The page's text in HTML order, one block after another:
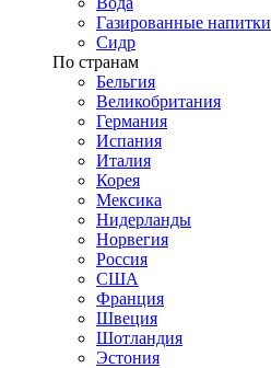
Газированные напитки
Сидр
По странам
Бельгия
Великобритания
Германия
Испания
Италия
Корея
Мексика
Нидерланды
Норвегия
Россия
США
Франция
Швеция
Шотландия
Эстония